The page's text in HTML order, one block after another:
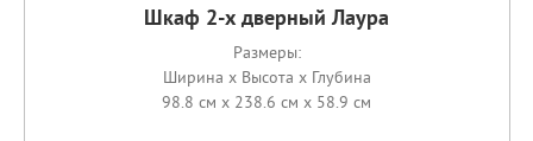
Шкаф 2-х дверный Лаура
Размеры:
Ширина x Высота x Глубина
98.8 см x 238.6 см x 58.9 см